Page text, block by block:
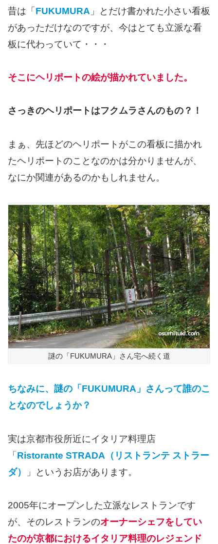
昔は「 FUKUMURA 」とだけ書かれた小さい看板
があっただけなのですが、今はとても立派な看
板に代わっていて・・・
そこにヘリポートの絵が描かれていました。
さっきのヘリポートはフクムラさんのもの？！
まぁ、先ほどのヘリポートがこの看板に描かれ
たヘリポートのことなのかは分かりませんが、
なにか関連があるのかもしれません。
謎の「FUKUMURA」さん宅へ続く道
ちなみに、謎の「FUKUMURA」さんって誰のこ
となのでしょうか？
実は京都市役所近にイタリア料理店
「Ristorante STRADA（リストランテ ストラー
ダ）
」というお店があります。
2005年にオープンした立派なレストランです
が、そのレストランのオーナーシェフをしてい
たのが京都におけるイタリア料理のレジェンド